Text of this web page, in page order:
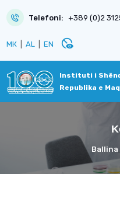
Telefoni: +389 (0)2
МК AL EN disabled_visible
Instituti i
Republika e
Ballina